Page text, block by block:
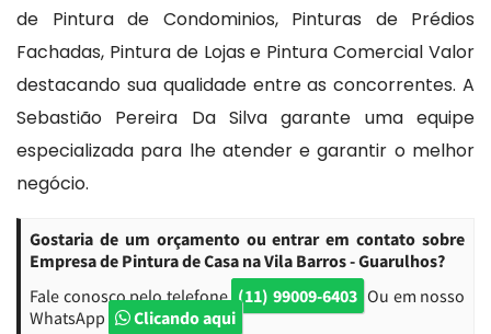
de Pintura de Condominios, Pinturas de Prédios
Fachadas, Pintura de Lojas e Pintura Comercial Valor
destacando sua qualidade entre as concorrentes. A
Sebastião Pereira Da Silva garante uma equipe
especializada para lhe atender e garantir o melhor
negócio.
Gostaria de um orçamento ou entrar em contato sobre
Empresa de Pintura de Casa na Vila Barros - Guarulhos?
Fale conosco pelo telefone (11) 99009-6403 Ou em nosso
WhatsApp
Clicando aqui